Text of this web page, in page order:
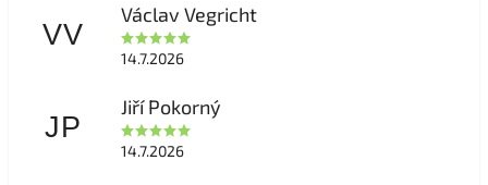
VV
Václav Vegricht
14.7.2026
JP
Jiří Pokorný
14.7.2026